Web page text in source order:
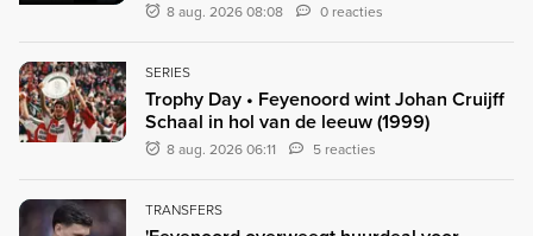
8 aug. 2026 08:08 0 reacties
SERIES
Trophy Day • Feyenoord wint Johan Cruijff
Schaal in hol van de leeuw (1999)
8 aug. 2026 06:11 5 reacties
TRANSFERS